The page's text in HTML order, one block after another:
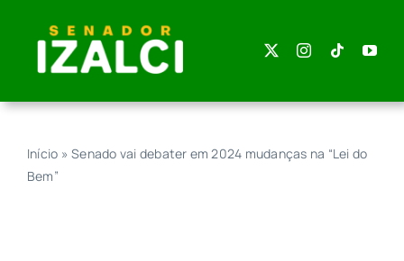
content
Início »Senado vai debater em 2024 mudanças na “Lei do
Bem”